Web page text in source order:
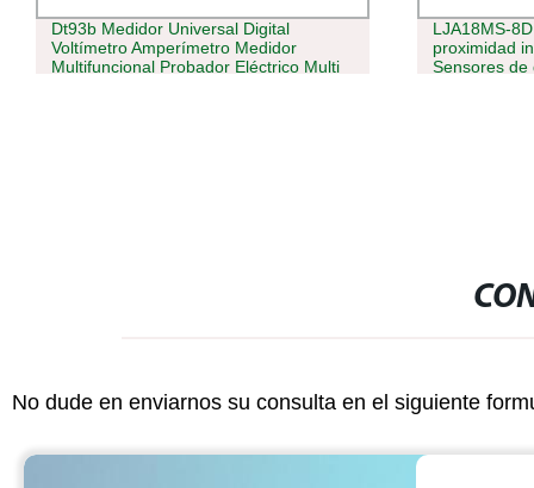
Dt93b Medidor Universal Digital
Voltímetro Amperímetro Medidor
Multifuncional Probador Eléctrico Multi
LJA18MS-
proximidad
Sensores de
No dude en enviarnos su consulta en el siguiente